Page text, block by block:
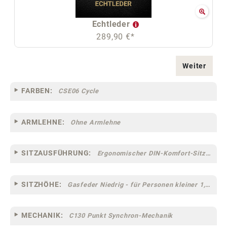
Echtleder
289,90 €*
Weiter
FARBEN: CSE06 Cycle
ARMLEHNE: Ohne Armlehne
SITZAUSFÜHRUNG: Ergonomischer DIN-Komfort-Sitz [75MC]
SITZHÖHE: Gasfeder Niedrig - für Personen kleiner 1,60 m
MECHANIK: C130 Punkt Synchron-Mechanik